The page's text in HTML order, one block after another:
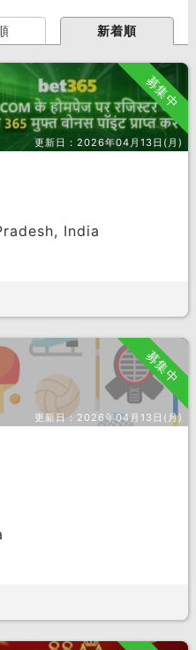
新着順
募集中
更新日： 2026年04月13日(月)
India
募集中
更新日： 2026年04月13日(月)